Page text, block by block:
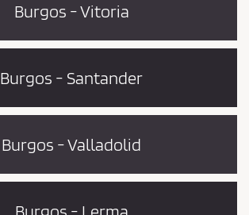
Burgos - Vitoria
Burgos - Santander
Burgos - Valladolid